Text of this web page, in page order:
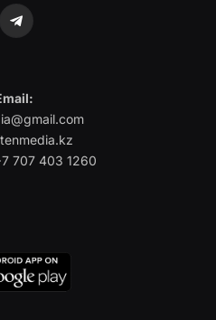
Telegram
707 403 1260